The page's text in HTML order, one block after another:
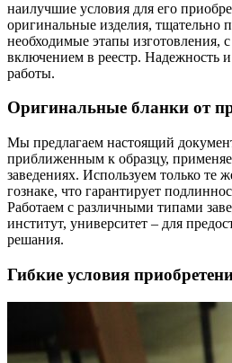
наилучшие условия для его
оригинальные изделия, тщательно
необходимые этапы изготовления,
включением в реестр. Надежность
работы.
Оригинальные бланки от
Мы предлагаем настоящий
приближенным к образцу,
заведениях. Используем только те
гознаке, что гарантирует
Работаем с различными типами
институт, университет – для
решания.
Гибкие условия